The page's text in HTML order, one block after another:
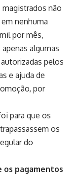
não
nenhuma
por mês,
algumas
pelos
e ajuda de
por
para que os
os
do
os pagamentos